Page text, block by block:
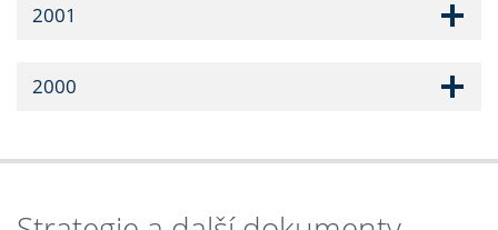
2001
2000